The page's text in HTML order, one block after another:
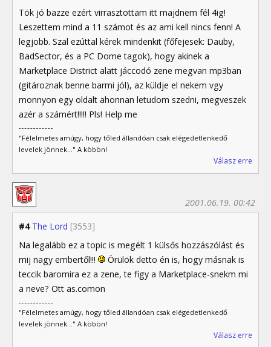
Tök jó bazze ezért virrasztottam itt majdnem fél 4ig!
Leszettem mind a 11 számot és az ami kell nincs fenn! A
legjobb. Szal ezúttal kérek mindenkit (főfejesek: Dauby,
BadSector, és a PC Dome tagok), hogy akinek a
Marketplace District alatt jáccodó zene megvan mp3ban
(gitároznak benne barmi jól), az küldje el nekem vgy
monnyon egy oldalt ahonnan letudom szedni, megveszek
azér a számért!!!!! Pls! Help me
"Félelmetes amúgy, hogy tőled állandóan csak elégedetlenkedő
levelek jönnek..." A köbön!
Válasz erre
#4 The Lord [3553]
2001.06.19. 00:42
Na legalább ez a topic is megélt 1 külsős hozzászólást és
mij nagy embertől!!!
Örülök detto én is, hogy másnak is
teccik baromira ez a zene, te figy a Marketplace-snekm mi
a neve? Ott as.comon
"Félelmetes amúgy, hogy tőled állandóan csak elégedetlenkedő
levelek jönnek..." A köbön!
Válasz erre